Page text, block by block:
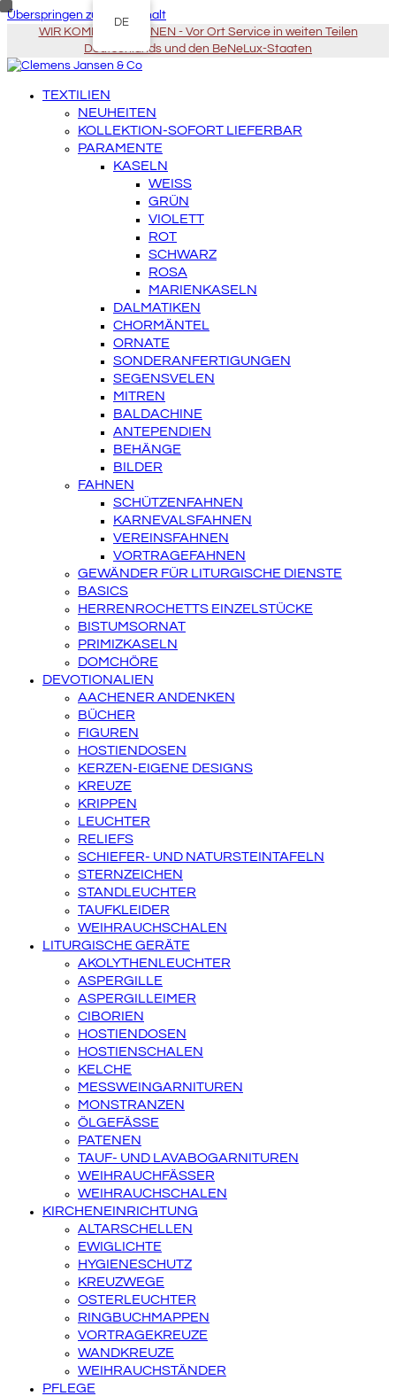
Überspringen zu Hauptinhalt
WIR KOMMEN ZU IHNEN - Vor Ort Service in weiten Teilen
Deutschlands und den BeNeLux-Staaten
TEXTILIEN
NEUHEITEN
KOLLEKTION-SOFORT LIEFERBAR
PARAMENTE
KASELN
WEISS
GRÜN
VIOLETT
ROT
SCHWARZ
ROSA
MARIENKASELN
DALMATIKEN
CHORMÄNTEL
ORNATE
SONDERANFERTIGUNGEN
SEGENSVELEN
MITREN
BALDACHINE
ANTEPENDIEN
BEHÄNGE
BILDER
FAHNEN
SCHÜTZENFAHNEN
KARNEVALSFAHNEN
VEREINSFAHNEN
VORTRAGEFAHNEN
GEWÄNDER FÜR LITURGISCHE DIENSTE
BASICS
HERRENROCHETTS EINZELSTÜCKE
BISTUMSORNAT
PRIMIZKASELN
DOMCHÖRE
DEVOTIONALIEN
AACHENER ANDENKEN
BÜCHER
FIGUREN
HOSTIENDOSEN
KERZEN-EIGENE DESIGNS
KREUZE
KRIPPEN
LEUCHTER
RELIEFS
SCHIEFER- UND NATURSTEINTAFELN
STERNZEICHEN
STANDLEUCHTER
TAUFKLEIDER
WEIHRAUCHSCHALEN
LITURGISCHE GERÄTE
AKOLYTHENLEUCHTER
ASPERGILLE
ASPERGILLEIMER
CIBORIEN
HOSTIENDOSEN
HOSTIENSCHALEN
KELCHE
MESSWEINGARNITUREN
MONSTRANZEN
ÖLGEFÄSSE
PATENEN
TAUF- UND LAVABOGARNITUREN
WEIHRAUCHFÄSSER
WEIHRAUCHSCHALEN
KIRCHENEINRICHTUNG
ALTARSCHELLEN
EWIGLICHTE
HYGIENESCHUTZ
KREUZWEGE
OSTERLEUCHTER
RINGBUCHMAPPEN
VORTRAGEKREUZE
WANDKREUZE
WEIHRAUCHSTÄNDER
PFLEGE
DE